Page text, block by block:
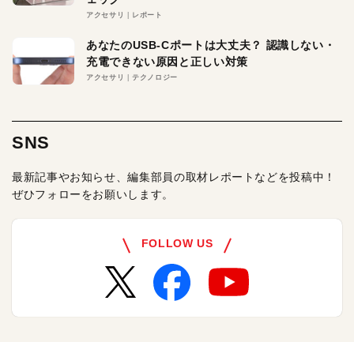
アクセサリ レポート
あなたのUSB-Cポートは大丈夫？ 認識しない・
充電できない原因と正しい対策
アクセサリ テクノロジー
SNS
最新記事やお知らせ、編集部員の取材レポートなどを投稿中！
ぜひフォローをお願いします。
FOLLOW US